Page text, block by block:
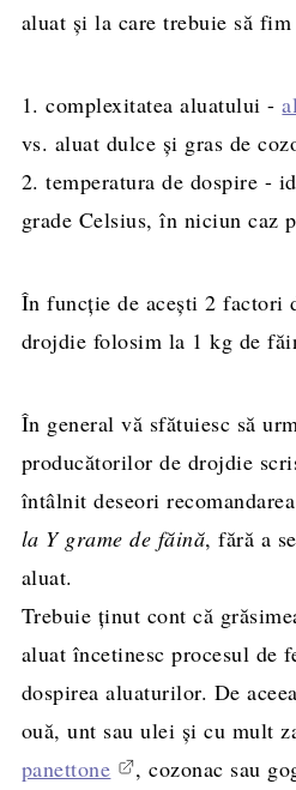
aluat și la care trebuie să
1. complexitatea aluatului -
vs. aluat dulce și gras de
2. temperatura de dospire -
grade Celsius, în niciun caz
În funcție de acești 2 factori
drojdie folosim la 1 kg de
În general vă sfătuiesc să
producătorilor de drojdie
întâlnit deseori
la Y grame de făină, fără a
aluat.
Trebuie ținut cont că
aluat încetinesc procesul de
dospirea aluaturilor. De
ouă, unt sau ulei și cu mult
panettone
, cozonac sau